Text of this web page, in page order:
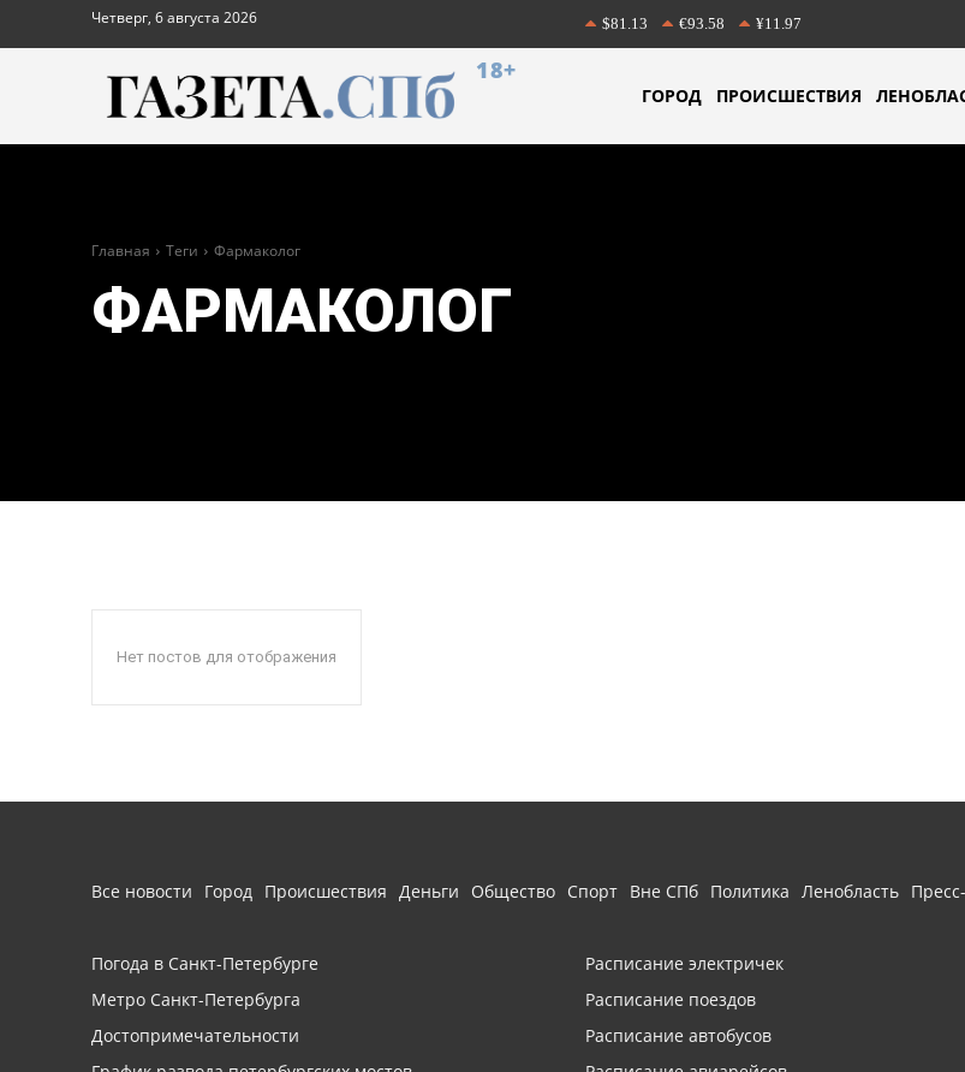
Четверг, 6 августа 2026 $81.13 €93.58 ¥11.97
18+
ГОРОД ПРОИСШЕСТВИЯ
Главная Теги Фармаколог
ФАРМАКОЛОГ
Нет постов для отображения
Все новости Город Происшествия Деньги Общество Спорт Вне СПб Политика Ленобласть
Погода в Санкт-Петербурге
Метро Санкт-Петербурга
Достопримечательности
Расписание электричек
Расписание поездов
Расписание автобусов